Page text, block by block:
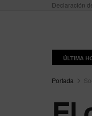
Declaración
ÚLTIMA
Portada